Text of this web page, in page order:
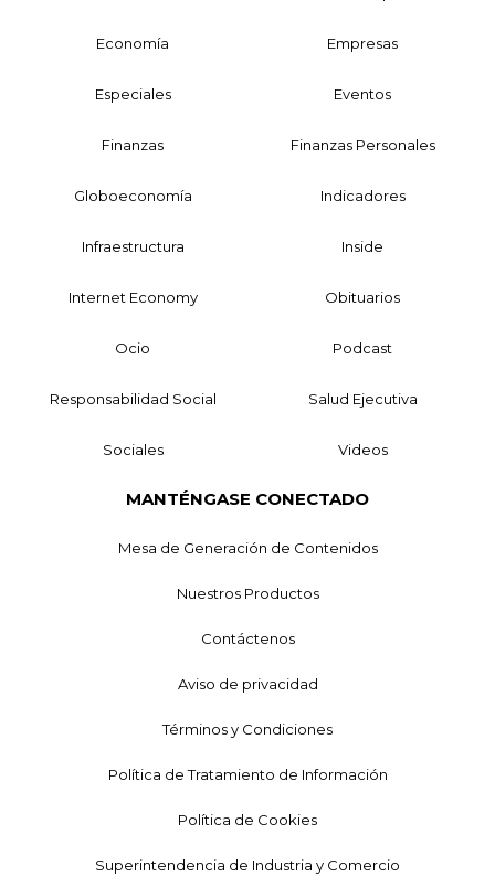
Economía Empresas
Especiales Eventos
Finanzas Finanzas Personales
Globoeconomía Indicadores
Infraestructura Inside
Internet Economy Obituarios
Ocio Podcast
Responsabilidad Social Salud Ejecutiva
Sociales Videos
MANTÉNGASE CONECTADO
Mesa de Generación de Contenidos
Nuestros Productos
Contáctenos
Aviso de privacidad
Términos y Condiciones
Política de Tratamiento de Información
Política de Cookies
Superintendencia de Industria y Comercio